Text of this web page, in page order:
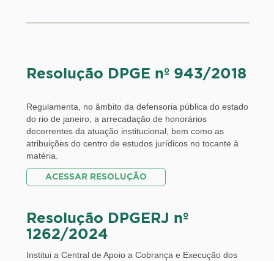
Resolução DPGE nº 943/2018
Regulamenta, no âmbito da defensoria pública do estado
do rio de janeiro, a arrecadação de honorários
decorrentes da atuação institucional, bem como as
atribuições do centro de estudos jurídicos no tocante à
matéria.
ACESSAR RESOLUÇÃO
Resolução DPGERJ nº
1262/2024
Institui a Central de Apoio a Cobrança e Execução dos